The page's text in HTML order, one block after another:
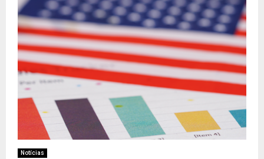
Notícias